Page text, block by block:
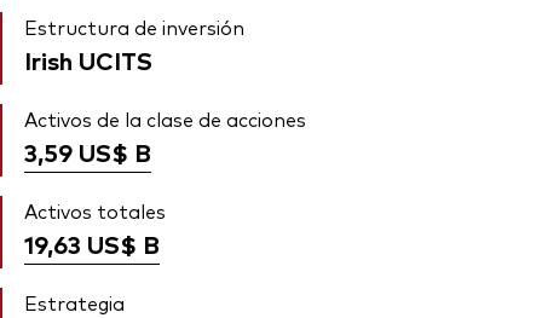
Estructura de inversión
Irish UCITS
Activos de la clase de acciones
3,59 US$ B
Activos totales
19,63 US$ B
Estrategia